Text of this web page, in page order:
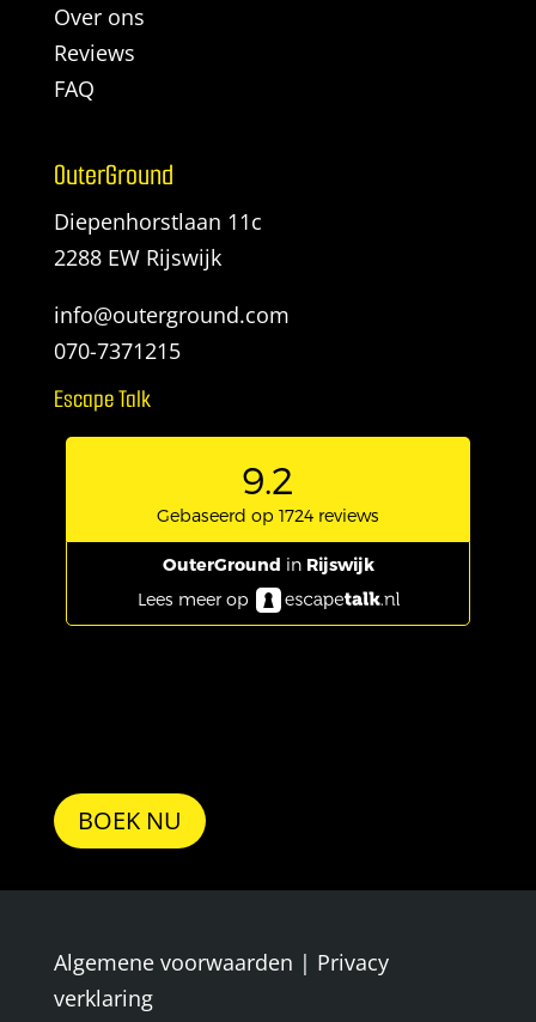
Over ons
Reviews
FAQ
OuterGround
Diepenhorstlaan 11c
2288 EW Rijswijk
info@outerground.com
070-7371215
Escape Talk
BOEK NU
Algemene voorwaarden | Privacy
verklaring